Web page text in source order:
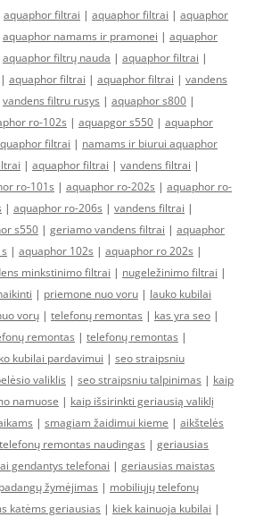
aquaphor filtrai | aquaphor filtrai | aquaphor
aquaphor namams ir pramonei | aquaphor
aquaphor filtrų nauda | aquaphor filtrai |
| aquaphor filtrai | aquaphor filtrai | vandens
vandens filtru rusys | aquaphor s800 |
ro-102s | aquapgor s550 | aquaphor
filtrai | namams ir biurui aquaphor
| aquaphor filtrai | vandens filtrai |
ro-101s | aquaphor ro-202s | aquaphor ro-
| aquaphor ro-206s | vandens filtrai |
s550 | geriamo vandens filtrai | aquaphor
| aquaphor 102s | aquaphor ro 202s |
minkstinimo filtrai | nugeležinimo filtrai |
| priemone nuo voru | lauko kubilai
vorų | telefonų remontas | kas yra seo |
remontas | telefonų remontas |
kubilai pardavimui | seo straipsniu
valiklis | seo straipsniu talpinimas | kaip
namuose | kaip išsirinkti geriausią valiklį
| smagiam žaidimui kieme | aikštelės
telefonų remontas naudingas | geriausias
gendantys telefonai | geriausias maistas
padangų žymėjimas | mobiliųjų telefonų
katėms geriausias | kiek kainuoja kubilai |